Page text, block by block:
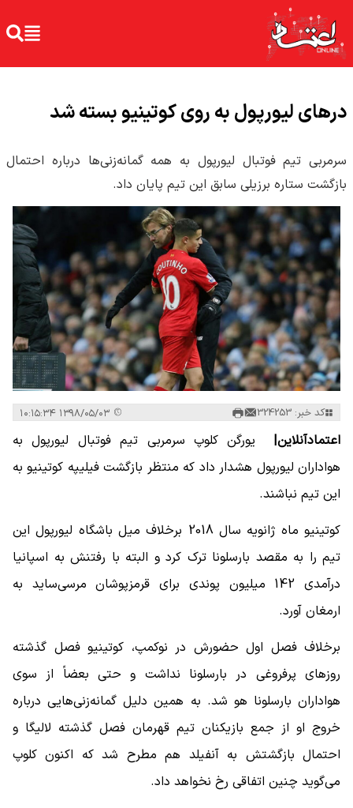
درهای لیورپول به روی کوتینیو بسته شد
سرمربی تیم فوتبال لیورپول به همه گمانه‌زنی‌ها درباره احتمال
بازگشت ستاره برزیلی سابق این تیم پایان داد.
کد خبر: 324253
اعتمادآنلاین| ‌
یورگن کلوپ سرمربی تیم فوتبال لیورپول به
هواداران لیورپول هشدار داد که منتظر بازگشت فیلیپه کوتینیو به
این تیم نباشند.
کوتینیو ماه ژانویه سال 2018 برخلاف میل باشگاه لیورپول این
تیم را به مقصد بارسلونا ترک کرد و البته با رفتنش به اسپانیا
درآمدی 142 میلیون پوندی برای قرمزپوشان مرسی‌ساید به
ارمغان آورد.
برخلاف فصل اول حضورش در نوکمپ، کوتینیو فصل گذشته
روزهای پرفروغی در بارسلونا نداشت و حتی بعضاً از سوی
هواداران بارسلونا هو شد. به همین دلیل گمانه‌زنی‌هایی درباره
خروج او از جمع بازیکنان تیم قهرمان فصل گذشته لالیگا و
احتمال بازگشتش به آنفیلد هم مطرح شد که اکنون کلوپ
می‌گوید چنین اتفاقی رخ نخواهد داد.